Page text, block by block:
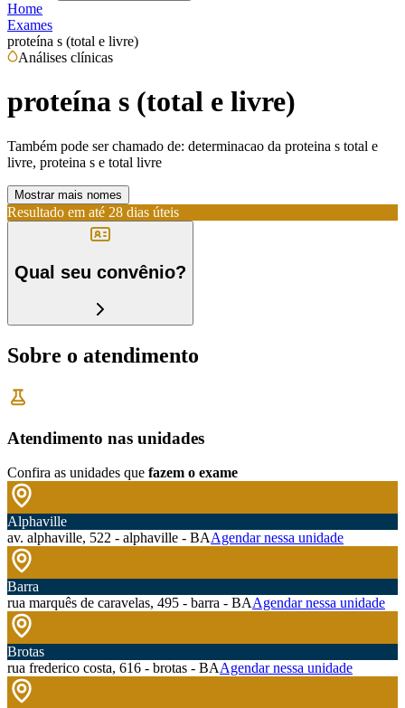
Home
Exames
proteína s (total e livre)
Análises clínicas
proteína s (total e livre)
Também pode ser chamado de: determinacao da proteina s total e
livre, proteina s e total livre
Mostrar mais nomes
Resultado em até 28 dias úteis
Qual seu convênio?
Sobre o atendimento
Atendimento nas unidades
Confira as unidades que fazem o exame
Alphaville
av. alphaville, 522 - alphaville - BAAgendar nessa unidade
Barra
rua marquês de caravelas, 495 - barra - BAAgendar nessa unidade
Brotas
rua frederico costa, 616 - brotas - BAAgendar nessa unidade